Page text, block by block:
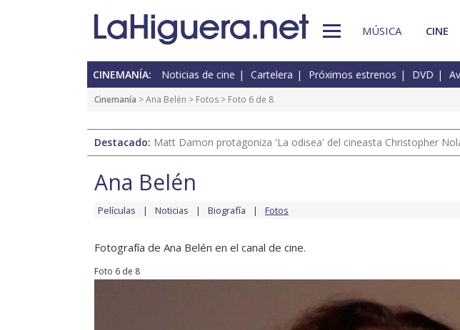
MÚSICA CINE
CINEMANÍA: Noticias de cine Cartelera Próximos estrenos DVD
Cinemanía >Ana Belén > Fotos > Foto 6 de 8
Destacado: Matt Damon protagoniza 'La odisea' del cineasta Christopher
Ana Belén
Películas Noticias Biografía Fotos
Fotografía de Ana Belén en el canal de cine.
Foto 6 de 8